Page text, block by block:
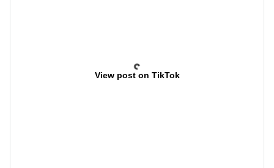
View post on TikTok